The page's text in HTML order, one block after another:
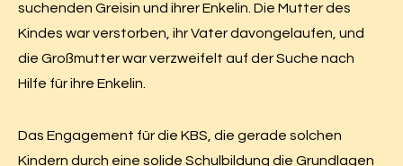
suchenden Greisin und ihrer Enkelin. Die Mutter des
Kindes war verstorben, ihr Vater davongelaufen, und
die Großmutter war verzweifelt auf der Suche nach
Hilfe für ihre Enkelin.
Das Engagement für die KBS, die gerade solchen
Kindern durch eine solide Schulbildung die Grundlagen